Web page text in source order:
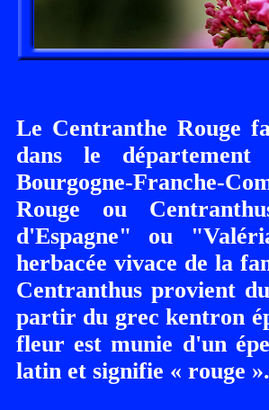
Le Centranthe Rouge
dans le
Bourgogne-Franche-
Rouge ou
d'Espagne" ou
herbacée vivace de la
Centranthus provient
partir du grec kentron
fleur est munie d'un
latin et signifie « rouge ».